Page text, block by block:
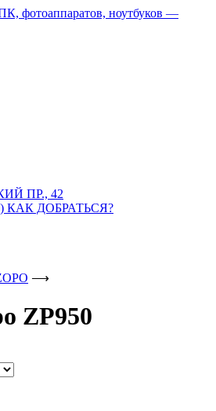
ПР., 42
КАК ДОБРАТЬСЯ?
⟶
ZP950